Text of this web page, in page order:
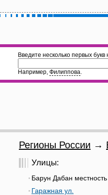
Введите несколько первых
Например, Филиппова.
Регионы России →
Улицы:
Барун Дабан местность
Гаражная ул.